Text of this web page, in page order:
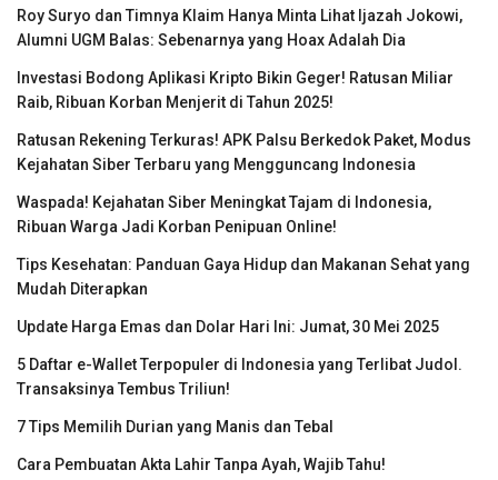
Roy Suryo dan Timnya Klaim Hanya Minta Lihat Ijazah Jokowi,
Alumni UGM Balas: Sebenarnya yang Hoax Adalah Dia
Investasi Bodong Aplikasi Kripto Bikin Geger! Ratusan Miliar
Raib, Ribuan Korban Menjerit di Tahun 2025!
Ratusan Rekening Terkuras! APK Palsu Berkedok Paket, Modus
Kejahatan Siber Terbaru yang Mengguncang Indonesia
Waspada! Kejahatan Siber Meningkat Tajam di Indonesia,
Ribuan Warga Jadi Korban Penipuan Online!
Tips Kesehatan: Panduan Gaya Hidup dan Makanan Sehat yang
Mudah Diterapkan
Update Harga Emas dan Dolar Hari Ini: Jumat, 30 Mei 2025
5 Daftar e-Wallet Terpopuler di Indonesia yang Terlibat Judol.
Transaksinya Tembus Triliun!
7 Tips Memilih Durian yang Manis dan Tebal
Cara Pembuatan Akta Lahir Tanpa Ayah, Wajib Tahu!